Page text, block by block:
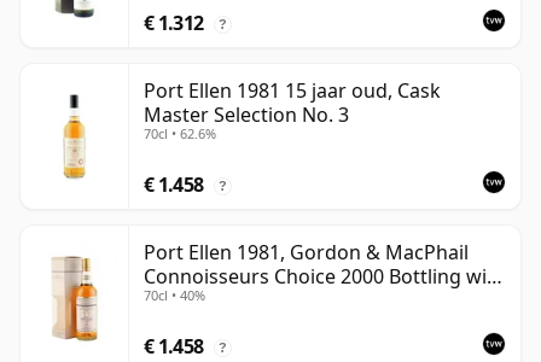
€ 1.312 ?
Port Ellen 1981 15 jaar oud, Cask
Master Selection No. 3
70cl • 62.6%
€ 1.458 ?
Port Ellen 1981, Gordon & MacPhail
Connoisseurs Choice 2000 Bottling with
Box
70cl • 40%
€ 1.458 ?